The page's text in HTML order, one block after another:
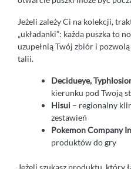
Jeżeli zależy Ci na kolekcji,
„układanki”: każda puszka to
uzupełnią Twój zbiór i
talii.
Decidueye,
kierunku pod Twoją
Hisui – regionalny
zestawień
Pokemon Company
produktów do gry
Jeżeli szukasz produktu, który